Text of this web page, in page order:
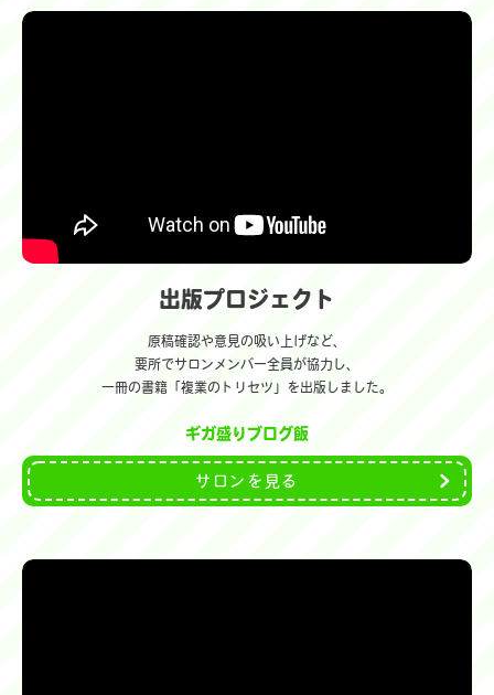
出版プロジェクト
原稿確認や意見の吸い上げなど、
要所でサロンメンバー全員が協力し、
一冊の書籍「複業のトリセツ」を出版しました。
ギガ盛りブログ飯
サロンを見る